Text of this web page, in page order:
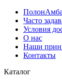
Часто
Условия
О нас
Наши
Контакты
Каталог